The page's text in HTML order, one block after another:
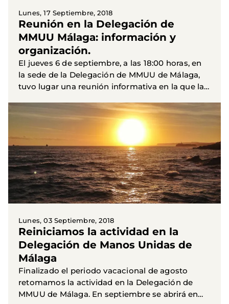
Lunes, 17 Septiembre, 2018
Reunión en la Delegación de
MMUU Málaga: información y
organización.
El jueves 6 de septiembre, a las 18:00 horas, en
la sede de la Delegación de MMUU de Málaga,
tuvo lugar una reunión informativa en la que la
del nuevo...
Lunes, 03 Septiembre, 2018
Reiniciamos la actividad en la
Delegación de Manos Unidas de
Málaga
Finalizado el periodo vacacional de agosto
retomamos la actividad en la Delegación de
MMUU de Málaga. En septiembre se abrirá en